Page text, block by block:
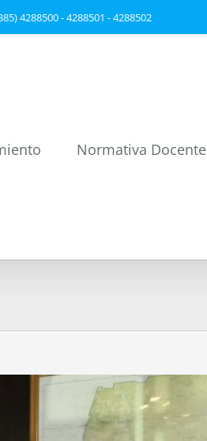
4288500 - 4288501 - 4288502
Normativa Docente